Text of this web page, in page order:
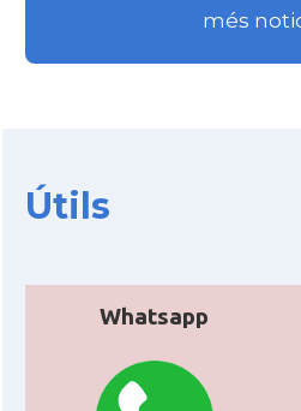
més
Útils
Whatsapp